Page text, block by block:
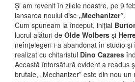
Şi am revenit în zilele noastre, pe 9
lansarea noului disc „Mechanizer”.
Cum spuneam la început, iniţial
lucrul alături de Olde Wolbers şi
neînţelegeri i-a abandonat în studio
realizat cu chitaristul Dino Cazares
Această întorsătură evident a readus
brutale, „Mechanizer” este din nou